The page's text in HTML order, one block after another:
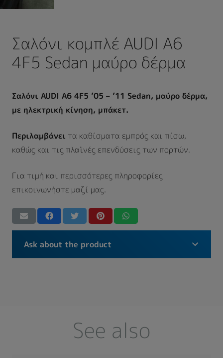
Σαλόνι κομπλέ AUDI A6
4F5 Sedan μαύρο δέρμα
Σαλόνι AUDI A6 4F5 ’05 – ’11 Sedan, μαύρο δέρμα,
με ηλεκτρική κίνηση, μπάκετ.
Περιλαμβάνει τα καθίσματα εμπρός και πίσω,
καθώς και τις πλαϊνές επενδύσεις των πορτών.
Για τιμή και περισσότερες πληροφορίες
επικοινωνήστε μαζί μας.
Ask about the product
See also